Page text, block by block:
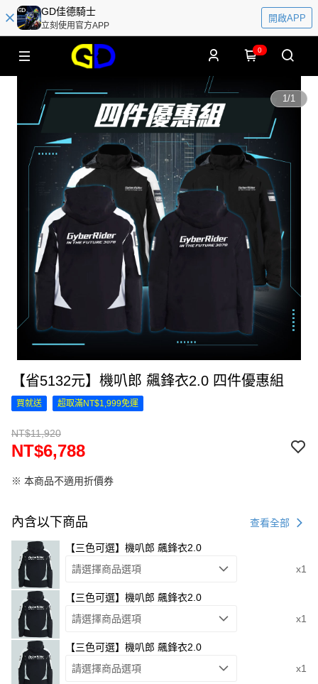
GD佳德騎士
立刻使用官方APP
開啟APP
0
1/1
【省5132元】機叭郎 飆鋒衣2.0 四件優惠組
買就送 超取滿NT$1,999免運
NT$11,920
NT$6,788
※ 本商品不適用折價券
內含以下商品 查看全部
【三色可選】機叭郎 飆鋒衣2.0
請選擇商品選項
x1
【三色可選】機叭郎 飆鋒衣2.0
請選擇商品選項
x1
【三色可選】機叭郎 飆鋒衣2.0
請選擇商品選項
x1